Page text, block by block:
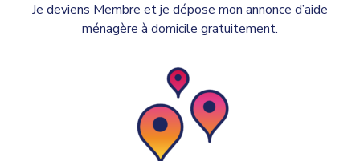
Je deviens Membre et je dépose mon annonce d’aide
ménagère à domicile gratuitement.